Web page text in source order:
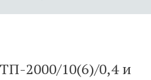
2000/10(6)/0,4 и